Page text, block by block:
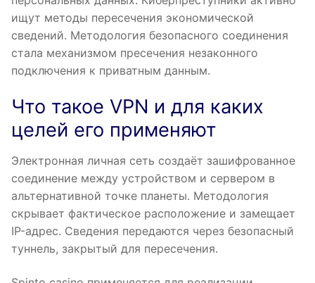
ищут методы пересечения экономической
сведений. Методология безопасного соединения
стала механизмом пресечения незаконного
подключения к приватным данным.
Что такое VPN и для каких
целей его применяют
Электронная личная сеть создаёт зашифрованное
соединение между устройством и сервером в
альтернативной точке планеты. Методология
скрывает фактическое расположение и замещает
IP-адрес. Сведения передаются через безопасный
туннель, закрытый для пересечения.